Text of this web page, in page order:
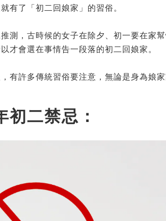
有了「初二回娘家」的習俗。
測，古時候的女子在除夕、初一要在家
才會選在事情告一段落的初二回娘家。
有許多傳統習俗要注意，無論是身為娘
初二禁忌：